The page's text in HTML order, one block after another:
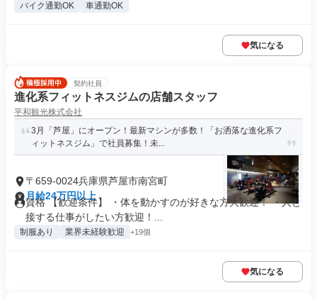
バイク通勤OK 車通勤OK
気になる
契約社員
進化系フィットネスジムの店舗スタッフ
平和観光株式会社
3月「芦屋」にオープン！最新マシンが多数！「お洒落な進化系フ
ィットネスジム」で社員募集！未...
〒659-0024兵庫県芦屋市南宮町
月給24万円以上
資格 【歓迎条件】 ・体を動かすのが好きな方大歓迎！ ・人と
接する仕事がしたい方歓迎！...
制服あり 業界未経験歓迎 +19個
気になる